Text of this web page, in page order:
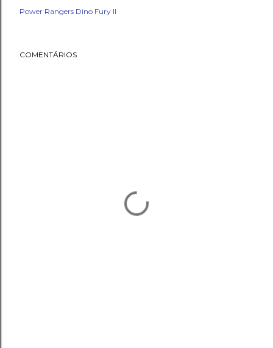
Power Rangers Dino Fury II
COMENTÁRIOS